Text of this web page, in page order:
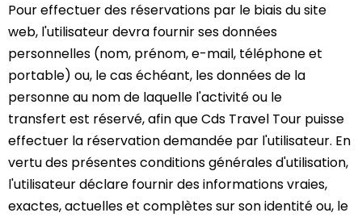
Pour effectuer des réservations par le biais du site
web, l'utilisateur devra fournir ses données
personnelles (nom, prénom, e-mail, téléphone et
portable) ou, le cas échéant, les données de la
personne au nom de laquelle l'activité ou le
transfert est réservé, afin que Cds Travel Tour puisse
effectuer la réservation demandée par l'utilisateur. En
vertu des présentes conditions générales d'utilisation,
l'utilisateur déclare fournir des informations vraies,
exactes, actuelles et complètes sur son identité ou, le